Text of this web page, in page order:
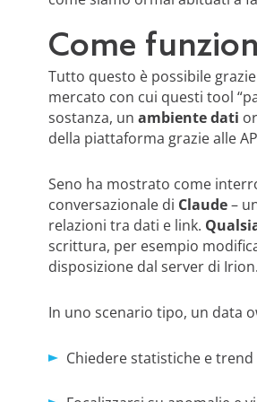
Come
Tutto questo è possibile
mercato con cui questi tool
sostanza, un ambiente dati
della piattaforma grazie alle
Seno ha mostrato come
conversazionale di Claude–
relazioni tra dati e link.
scrittura, per esempio
disposizione dal server di Irion.
In uno scenario tipo, un data
Chiedere statistiche e